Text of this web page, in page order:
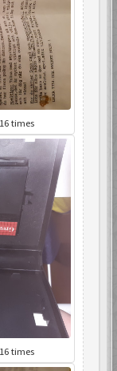
times
times